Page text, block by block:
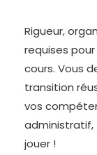
Rigueur,
requises
cours. Vous
transition
vos
administratif,
jouer !